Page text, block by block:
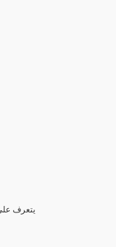
(3) يتعرف